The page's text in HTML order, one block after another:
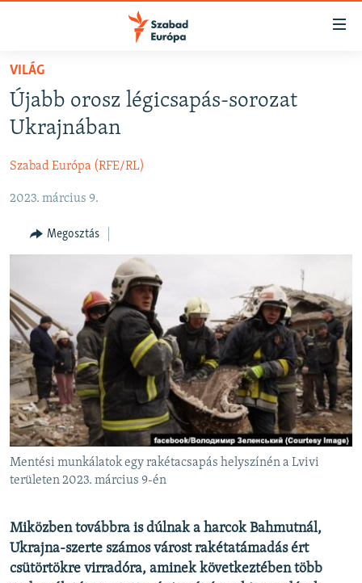
Akadálymentes
Ugrás
oldalra
Ugrás
NAPIRENDEN
AKTUÁLIS
PODCASTOK
VIDEÓK
ELEMZŐ
NER15
TÁRSADALOM
DEMOKRÁCIA
A PÉNZ NYOMÁBAN
EURÓPAI UNIÓ
VILÁG
KLÍMAVÁLTOZÁS
A MÚLT TANULSÁGAI
VILÁG
Újabb orosz légicsapás-sorozat
Ukrajnában
Szabad Európa (RFE/RL)
2023. március 9.
Megosztás
Mentési munkálatok egy rakétacsapás helyszínén a Lvivi
területen 2023. március 9-én
Miközben továbbra is dúlnak a harcok Bahmutnál,
Ukrajna-szerte számos várost rakétatámadás ért
csütörtökre virradóra, aminek következtében több